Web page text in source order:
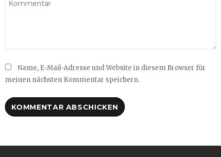
Name, E-Mail-Adresse und Website in diesem Browser für
meinen nächsten Kommentar speichern.